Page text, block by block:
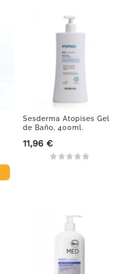
Sesderma Atopises Gel
de Baño, 400ml.
Precio
11,96 €